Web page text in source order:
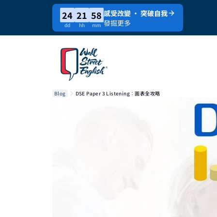
24
dd
21
hh
58
mm
感受改變 · 突破自我
發掘更多
Blog DSE Paper 3 Listening︰圖表全攻略